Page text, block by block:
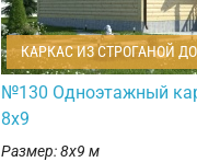
КАРКАС ИЗ СТРОГАНОЙ
№130 Одноэтажный
8х9
Размер: 8х9 м